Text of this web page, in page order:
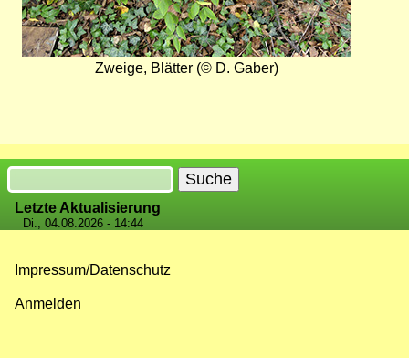
Zweige, Blätter (© D. Gaber)
Suche
Letzte Aktualisierung
Di., 04.08.2026 - 14:44
Impressum/Datenschutz
Anmelden